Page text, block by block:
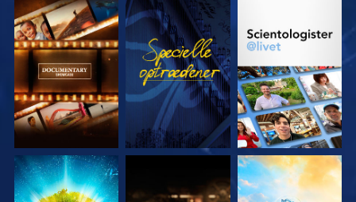
UDFORSK SERIEN SE UDFORSK SERIEN